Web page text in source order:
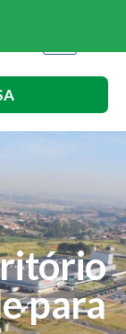
para